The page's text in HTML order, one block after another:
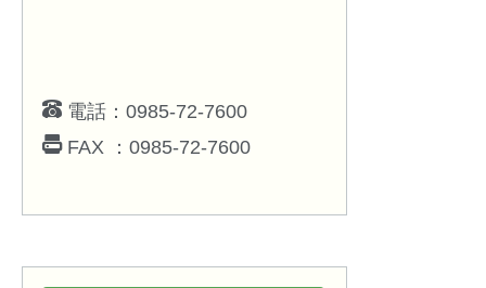
電話：0985-72-7600
FAX ：0985-72-7600